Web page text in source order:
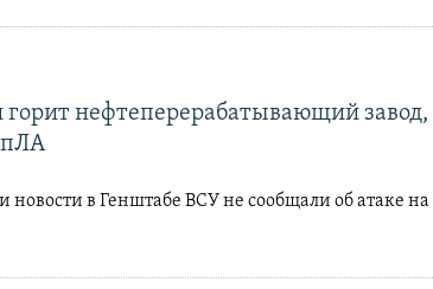
горит нефтеперерабатывающий
в Генштабе ВСУ не сообщали об атаке на